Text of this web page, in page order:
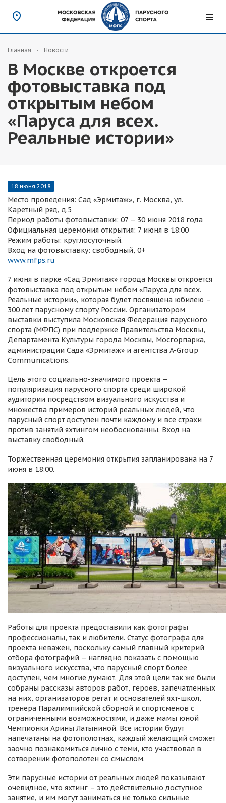
Главная Новости
В Москве откроется
фотовыставка под
открытым небом
«Паруса для всех.
Реальные истории»
18 июня 2018
Место проведения: Сад «Эрмитаж», г. Москва, ул.
Каретный ряд, д.5
Период работы фотовыставки: 07 – 30 июня 2018 года
Официальная церемония открытия: 7 июня в 18:00
Режим работы: круглосуточный.
Вход на фотовыставку: свободный, 0+
www.mfps.ru
7 июня в парке «Сад Эрмитаж» города Москвы откроется
фотовыставка под открытым небом «Паруса для всех.
Реальные истории», которая будет посвящена юбилею –
300 лет парусному спорту России. Организатором
выставки выступила Московская Федерация парусного
спорта (МФПС) при поддержке Правительства Москвы,
Департамента Культуры города Москвы, Мосгорпарка,
администрации Сада «Эрмитаж» и агентства A-Group
Communications.
Цель этого социально-значимого проекта –
популяризация парусного спорта среди широкой
аудитории посредством визуального искусства и
множества примеров историй реальных людей, что
парусный спорт доступен почти каждому и все страхи
против занятий яхтингом необоснованны. Вход на
выставку свободный.
Торжественная церемония открытия запланирована на 7
июня в 18:00.
Работы для проекта предоставили как фотографы
профессионалы, так и любители. Статус фотографа для
проекта неважен, поскольку самый главный критерий
отбора фотографий – наглядно показать с помощью
визуального искусства, что парусный спорт более
доступен, чем многие думают. Для этой цели так же были
собраны рассказы авторов работ, героев, запечатленных
на них, организаторов регат и основателей яхт-школ,
тренера Паралимпийской сборной и спортсменов с
ограниченными возможностями, и даже мамы юной
Чемпионки Арины Латыниной. Все истории будут
напечатаны на фотополотнах, каждый желающий сможет
заочно познакомиться лично с теми, кто участвовал в
сотворении фотополотен со смыслом.
Эти парусные истории от реальных людей показывают
очевидное, что яхтинг – это действительно доступное
занятие, и им могут заниматься не только сильные